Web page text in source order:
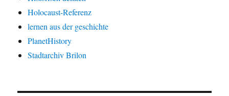
Holocaust-Referenz
lernen aus der geschichte
PlanetHistory
Stadtarchiv Brilon